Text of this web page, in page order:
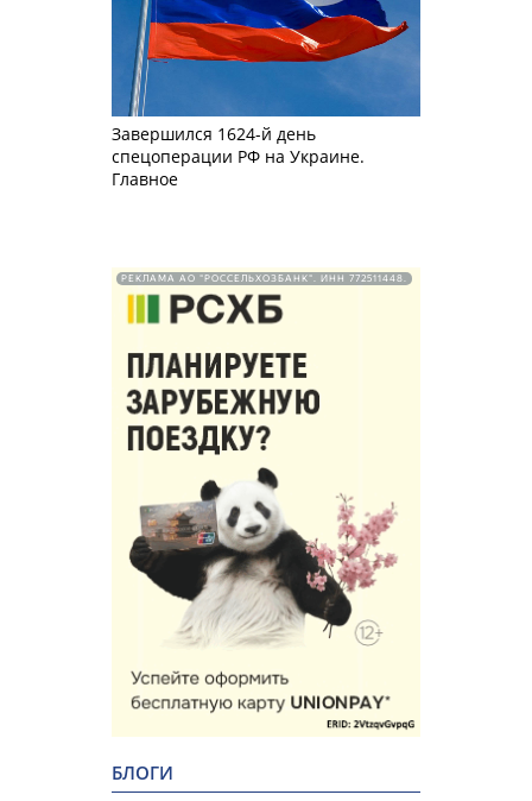
Завершился 1624-й день
спецоперации РФ на Украине.
Главное
РЕКЛАМА АО "РОССЕЛЬХОЗБАНК". ИНН 772511448.
БЛОГИ